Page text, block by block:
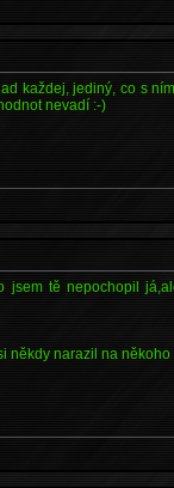
každej, jediný, co s
nevadí :-)
jsem tě nepochopil
někdy narazil na